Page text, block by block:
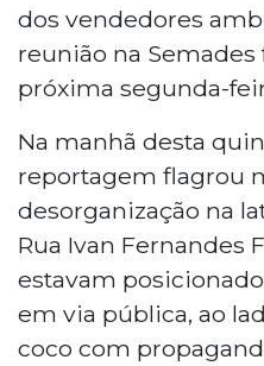
dos vendedores
reunião na Semades
próxima segunda-
Na manhã desta
reportagem flagrou
desorganização na
Rua Ivan Fernandes
estavam
em via pública, ao
coco com